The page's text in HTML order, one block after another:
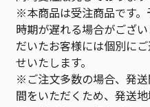
※本商品は受注商品です
時期が遅れる場合がござ
だいたお客様には個別に
せいたします。
※ご注文多数の場合、発
間をいただくため、発送